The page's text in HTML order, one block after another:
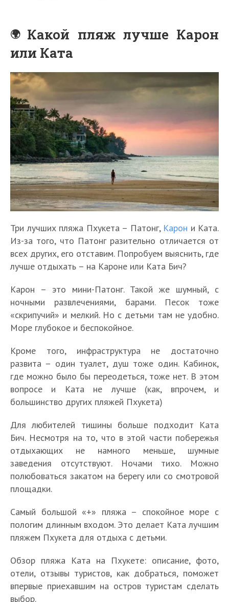
Какой пляж лучше Карон
или Ката
Три лучших пляжа Пхукета – Патонг, Карон и Ката.
Из-за того, что Патонг разительно отличается от
всех других, его отставим. Попробуем выяснить, где
лучше отдыхать – на Кароне или Ката Бич?
Карон – это мини-Патонг. Такой же шумный, с
ночными развлечениями, барами. Песок тоже
«скрипучий» и мелкий. Но с детьми там не удобно.
Море глубокое и беспокойное.
Кроме того, инфраструктура не достаточно
развита – один туалет, душ тоже один. Кабинок,
где можно было бы переодеться, тоже нет. В этом
вопросе и Ката не лучше (как, впрочем, и
большинство других пляжей Пхукета)
Для любителей тишины больше подходит Ката
Бич. Несмотря на то, что в этой части побережья
отдыхающих не намного меньше, шумные
заведения отсутствуют. Ночами тихо. Можно
полюбоваться закатом на берегу или со смотровой
площадки.
Самый большой «+» пляжа – спокойное море с
пологим длинным входом. Это делает Ката лучшим
пляжем Пхукета для отдыха с детьми.
Обзор пляжа Ката на Пхукете: описание, фото,
отели, отзывы туристов, как добраться, поможет
впервые приехавшим на остров туристам сделать
выбор.